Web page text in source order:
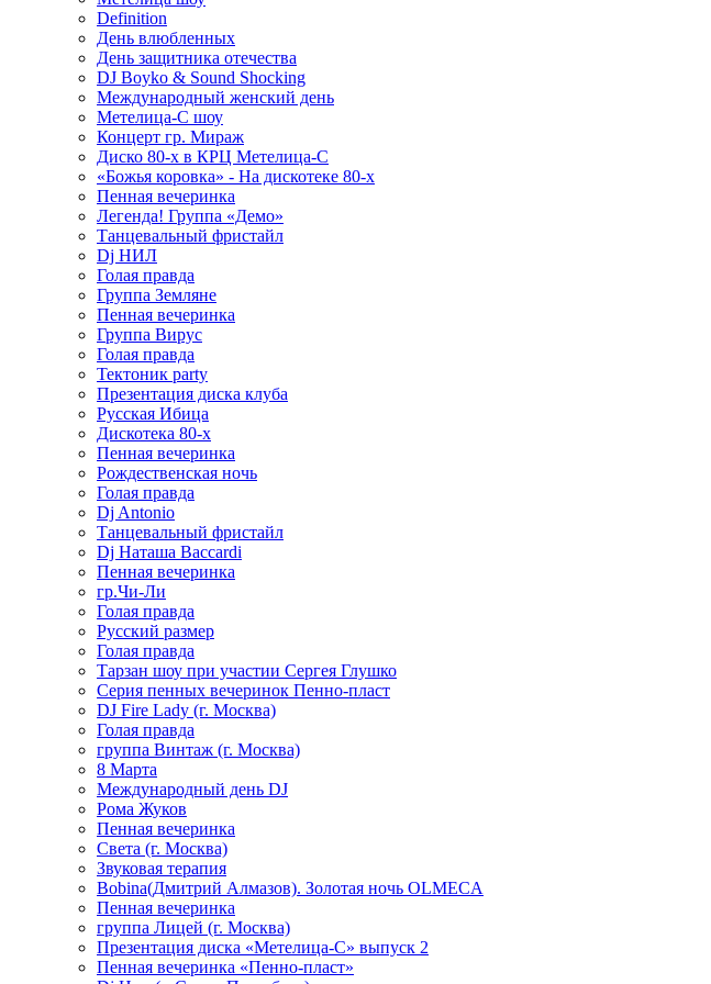
Definition
День влюбленных
День защитника отечества
DJ Boyko & Sound Shocking
Международный женский день
Метелица-С шоу
Концерт гр. Мираж
Диско 80-х в КРЦ Метелица-С
«Божья коровка» - На дискотеке 80-х
Пенная вечеринка
Легенда! Группа «Демо»
Танцевальный фристайл
Dj НИЛ
Голая правда
Группа Земляне
Пенная вечеринка
Группа Вирус
Голая правда
Тектоник party
Презентация диска клуба
Русская Ибица
Дискотека 80-х
Пенная вечеринка
Рождественская ночь
Голая правда
Dj Antonio
Танцевальный фристайл
Dj Наташа Baccardi
Пенная вечеринка
гр.Чи-Ли
Голая правда
Русский размер
Голая правда
Тарзан шоу при участии Сергея Глушко
Серия пенных вечеринок Пенно-пласт
DJ Fire Lady (г. Москва)
Голая правда
группа Винтаж (г. Москва)
8 Марта
Международный день DJ
Рома Жуков
Пенная вечеринка
Света (г. Москва)
Звуковая терапия
Bobina(Дмитрий Алмазов). Золотая ночь OLMECA
Пенная вечеринка
группа Лицей (г. Москва)
Презентация диска «Метелица-С» выпуск 2
Пенная вечеринка «Пенно-пласт»